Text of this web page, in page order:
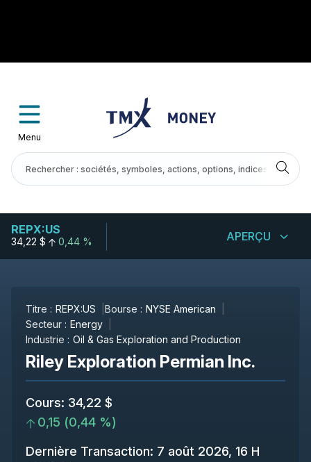
Menu
REPX:US
34,22 $ 0,44 % APERÇU
Titre : REPX:US Bourse : NYSE American
Secteur : Energy
Industrie : Oil & Gas Exploration and Production
Riley Exploration Permian Inc.
Cours: 34,22 $
0,15 (0,44 %)
Dernière Transaction: 7 août 2026, 16 H